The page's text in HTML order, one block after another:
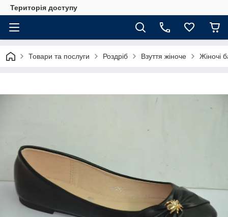
Територія доступу
Товари та послуги Роздріб Взуття жіноче Жіночі